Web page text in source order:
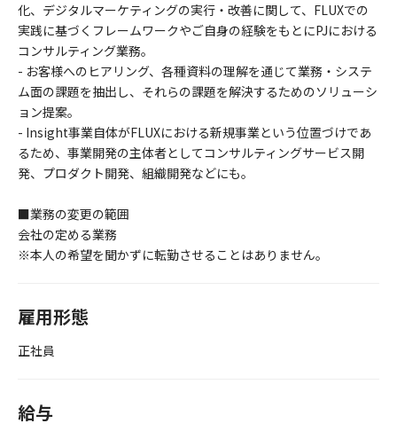
化、デジタルマーケティングの実行・改善に関して、FLUXでの
実践に基づくフレームワークやご自身の経験をもとにPJにおける
コンサルティング業務。
- お客様へのヒアリング、各種資料の理解を通じて業務・システ
ム面の課題を抽出し、それらの課題を解決するためのソリューシ
ョン提案。
- Insight事業自体がFLUXにおける新規事業という位置づけであ
るため、事業開発の主体者としてコンサルティングサービス開
発、プロダクト開発、組織開発などにも。
■業務の変更の範囲
会社の定める業務
※本人の希望を聞かずに転勤させることはありません。
雇用形態
正社員
給与